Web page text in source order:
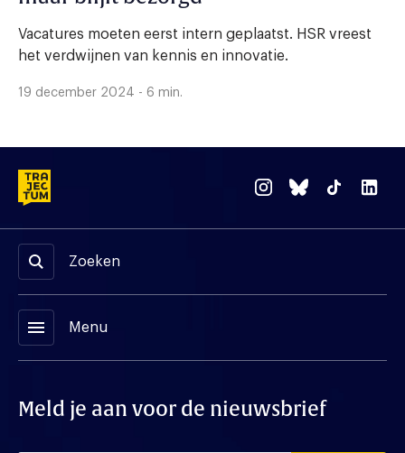
Vacatures moeten eerst intern geplaatst. HSR vreest
het verdwijnen van kennis en innovatie.
19 december 2024 - 6 min.
Zoeken
menu Menu
Meld je aan voor de nieuwsbrief